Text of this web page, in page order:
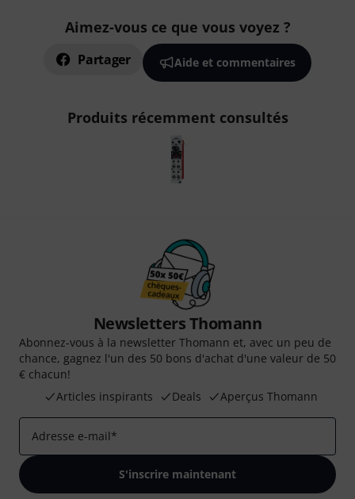
Aimez-vous ce que vous voyez ?
Partager Aide et commentaires
Produits récemment consultés
Newsletters Thomann
Abonnez-vous à la newsletter Thomann et, avec un peu de
chance, gagnez l'un des 50 bons d'achat d'une valeur de 50
€ chacun!
Articles inspirants
Deals Aperçus Thomann
Adresse e-mail*
S'inscrire maintenant